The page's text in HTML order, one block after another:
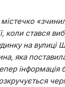
коли стався
на вулиці
яка
інформація